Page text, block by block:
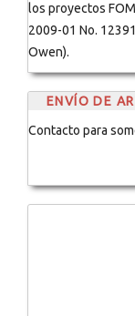
los proyectos
2009-01 No.
Owen).
ENVÍO DE
Contacto para